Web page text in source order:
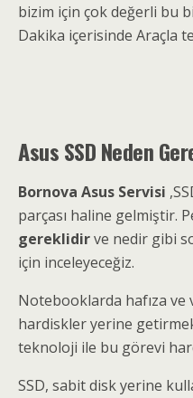
bizim için çok değerli bu
Dakika içerisinde Araçla
Asus SSD Neden
Bornova Asus Servisi
parçası haline gelmiştir.
gereklidirve nedir gibi
için inceleyeceğiz.
Notebooklarda hafıza
hardiskler yerine
teknoloji ile bu görevi
SSD, sabit disk yerine